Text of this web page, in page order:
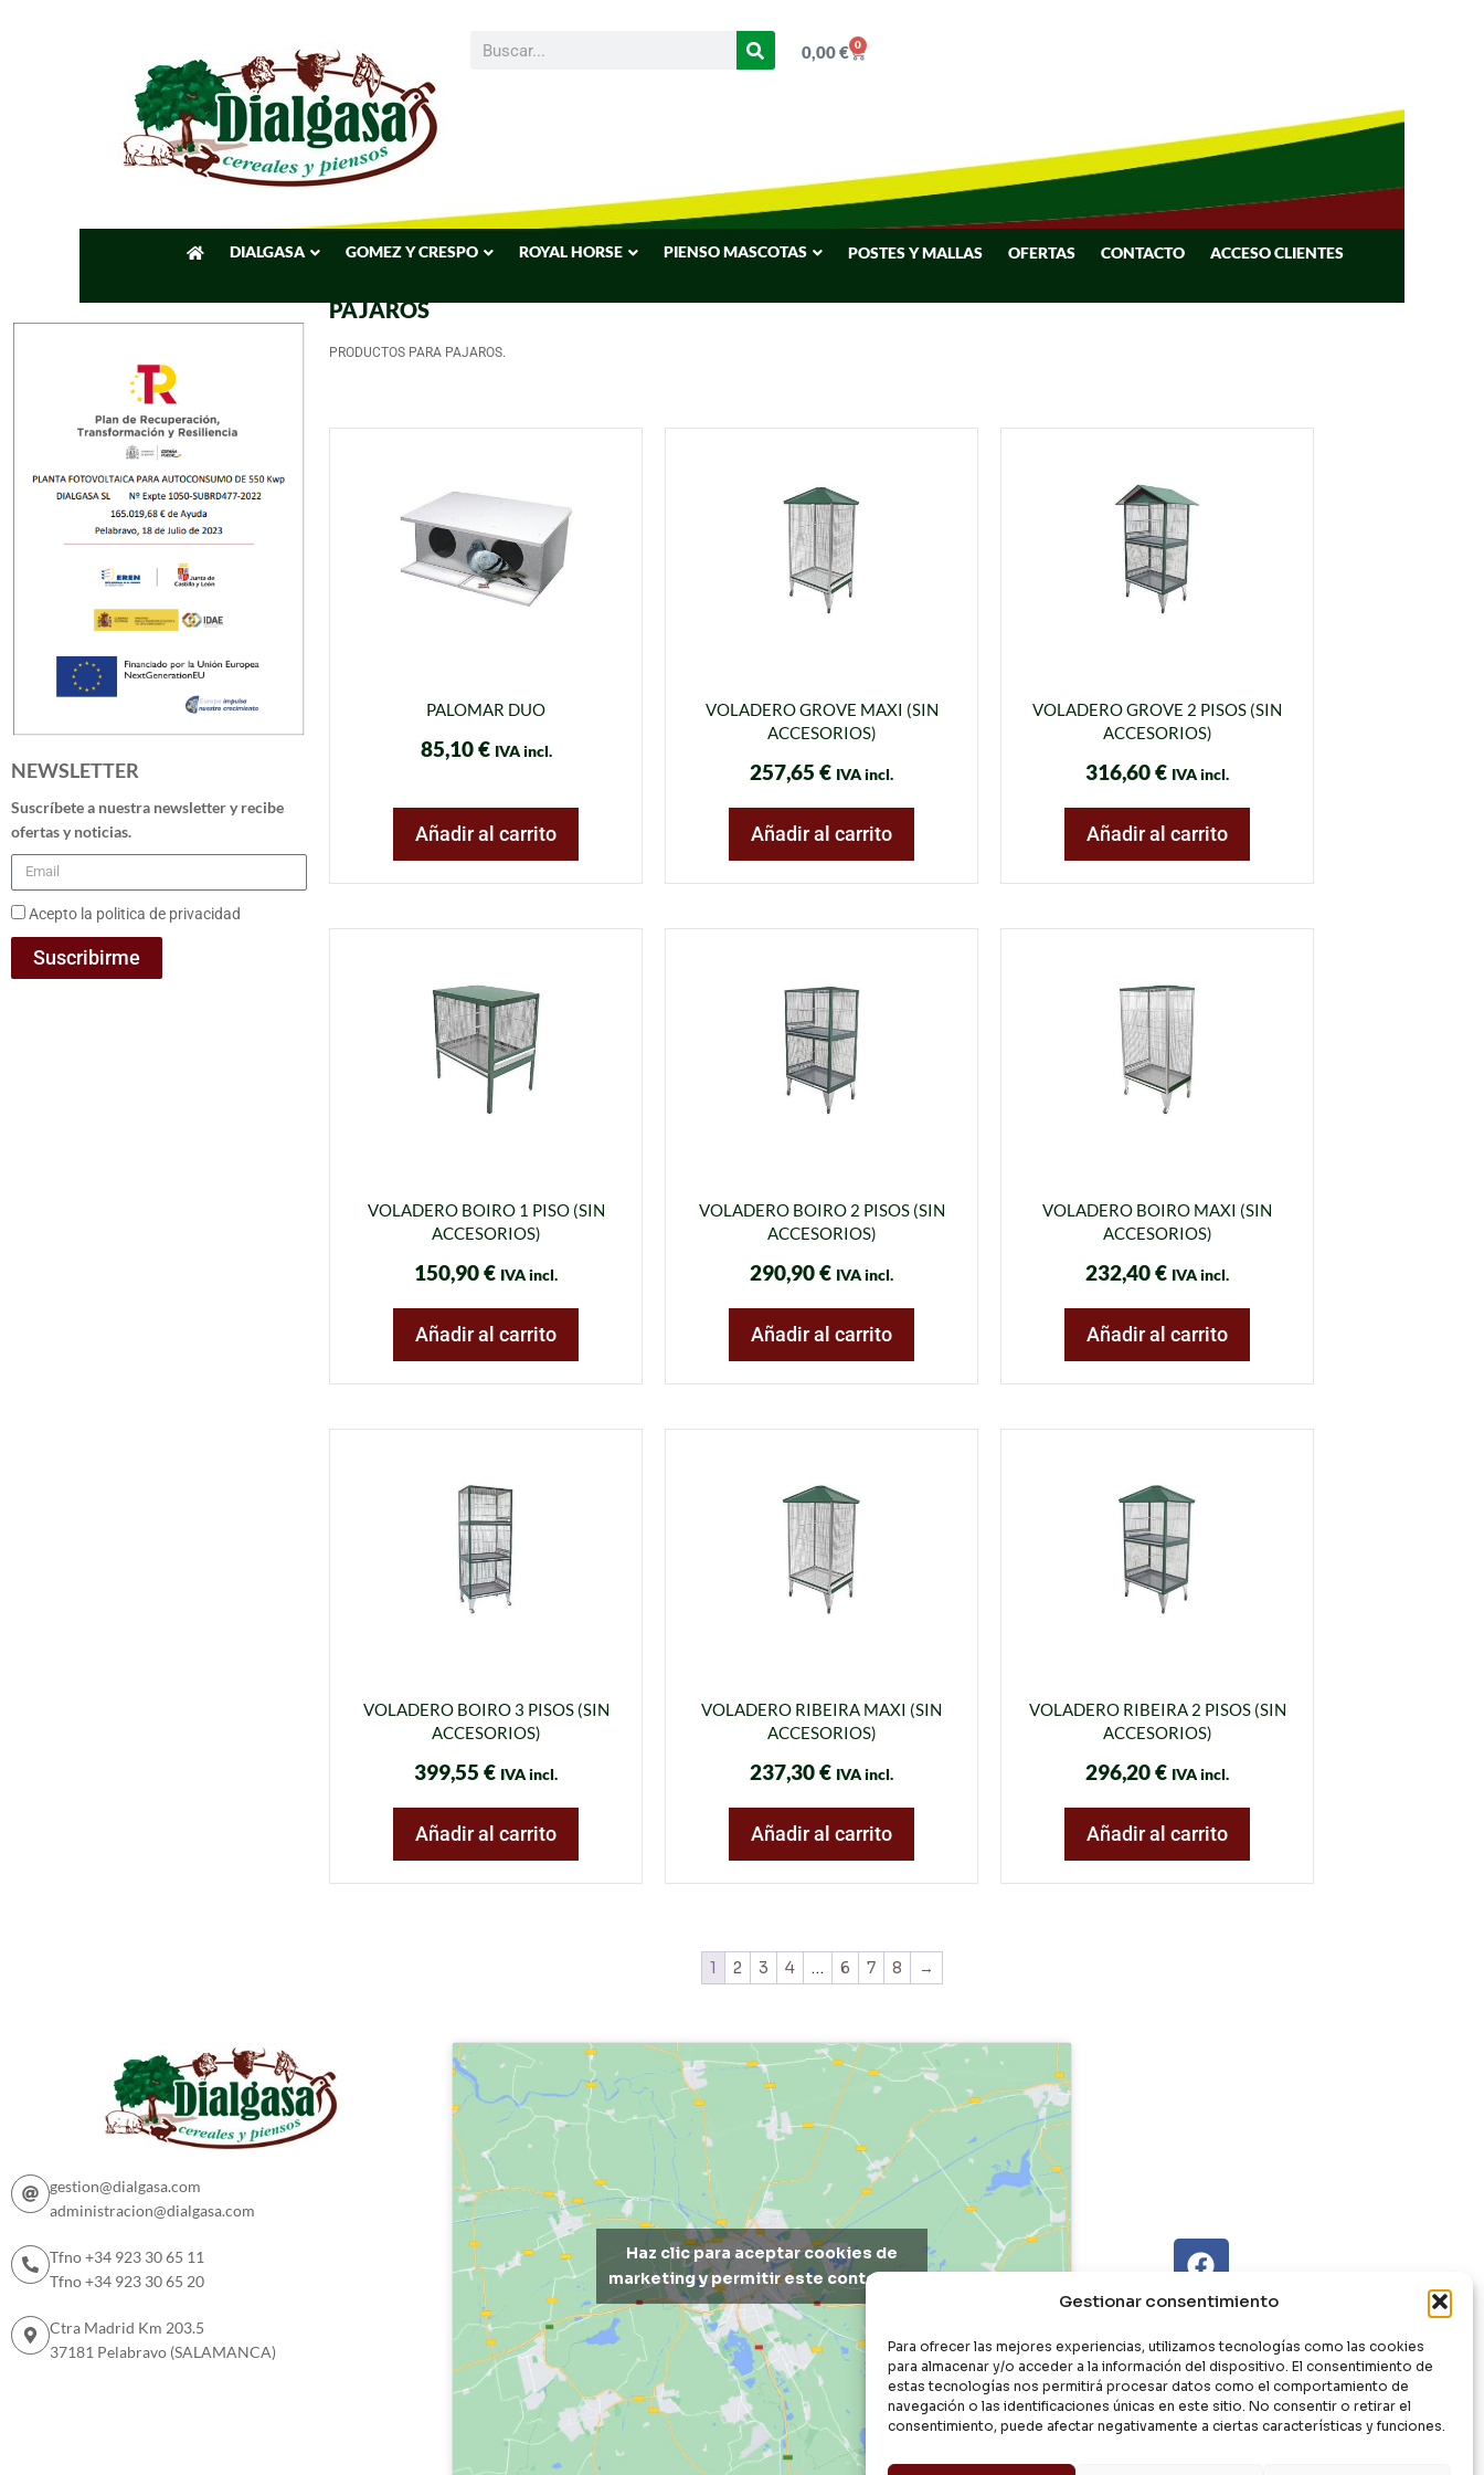
Gestionar consentimiento
Para ofrecer las mejores experiencias, utilizamos tecnologías como las cookies
para almacenar y/o acceder a la información del dispositivo. El consentimiento de
estas tecnologías nos permitirá procesar datos como el comportamiento de
navegación o las identificaciones únicas en este sitio. No consentir o retirar el
consentimiento, puede afectar negativamente a ciertas características y funciones.
0,00€ 0
DIALGASA GOMEZ Y CRESPO ROYAL HORSE PIENSO MASCOTAS POSTES Y MALLAS OFERTAS CONTACTO ACCESO CLIENTES
NEWSLETTER
Suscríbete a nuestra newsletter y recibe
ofertas y noticias.
Acepto la politica de privacidad
Suscribirme
PAJAROS
PRODUCTOS PARA PAJAROS.
PALOMAR DUO
85,10€ IVA incl.
Añadir al carrito
VOLADERO GROVE MAXI (SIN
ACCESORIOS)
257,65 € IVA incl.
Añadir al carrito
VOLADERO GROVE 2 PISOS (SIN
ACCESORIOS)
316,60€ IVA incl.
Añadir al carrito
VOLADERO BOIRO 1 PISO (SIN
ACCESORIOS)
150,90€ IVA incl.
Añadir al carrito
VOLADERO BOIRO 2 PISOS (SIN
ACCESORIOS)
290,90€ IVA incl.
Añadir al carrito
VOLADERO BOIRO MAXI (SIN
ACCESORIOS)
232,40€ IVA incl.
Añadir al carrito
VOLADERO BOIRO 3 PISOS (SIN
ACCESORIOS)
399,55 € IVA incl.
Añadir al carrito
VOLADERO RIBEIRA MAXI (SIN
ACCESORIOS)
237,30€ IVA incl.
Añadir al carrito
VOLADERO RIBEIRA 2 PISOS (SIN
ACCESORIOS)
296,20€ IVA incl.
Añadir al carrito
1 2 3 4 … 6 7 8 →
gestion@dialgasa.com
administracion@dialgasa.com
Tfno +34 923 30 65 11
Tfno +34 923 30 65 20
Ctra Madrid Km 203.5
37181 Pelabravo (SALAMANCA)
Haz clic para aceptar cookies de
marketing y permitir este contenido